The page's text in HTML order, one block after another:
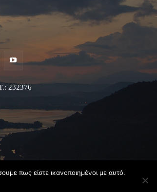
232376
πως είστε ικανοποιημένοι με αυτό.